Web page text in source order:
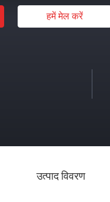
हमें मेल करें
उत्पाद विवरण